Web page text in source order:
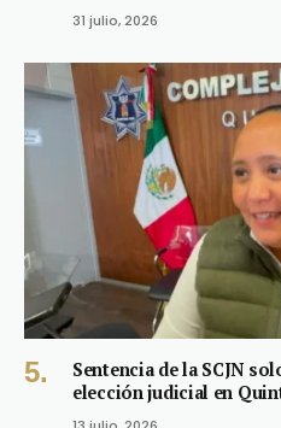
31 julio, 2026
Sentencia de la SCJN
elección judicial en